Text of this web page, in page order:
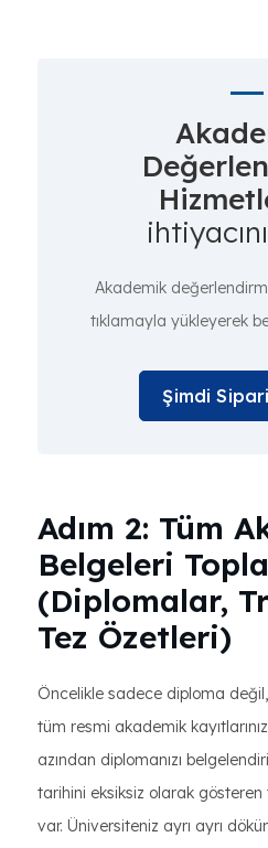
Akademik
tıklamayla yükleyerek
Şimdi
Adım 2: Tüm
Belgeleri
(Diplomalar,
Tez Özetleri)
Öncelikle sadece diploma değil,
tüm resmi akademik
azından diplomanızı
tarihini eksiksiz olarak gösteren
var. Üniversiteniz ayrı ayrı